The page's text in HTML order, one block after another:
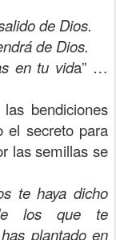
de Dios.
de Dios.
en tu vida” …
bendiciones
el secreto para
las semillas se
te haya dicho
los que te
plantado en